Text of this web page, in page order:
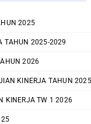
2025
TAHUN 2025-2029
2026
KINERJA TAHUN 2025
KINERJA TW 1 2026